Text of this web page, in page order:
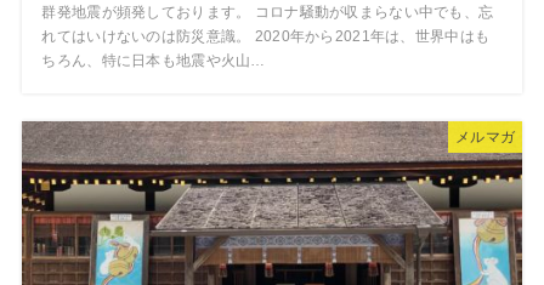
群発地震が頻発しております。 コロナ騒動が収まらない中でも、忘
れてはいけないのは防災意識。 2020年から2021年は、世界中はも
ちろん、特に日本も地震や火山…
メルマガ